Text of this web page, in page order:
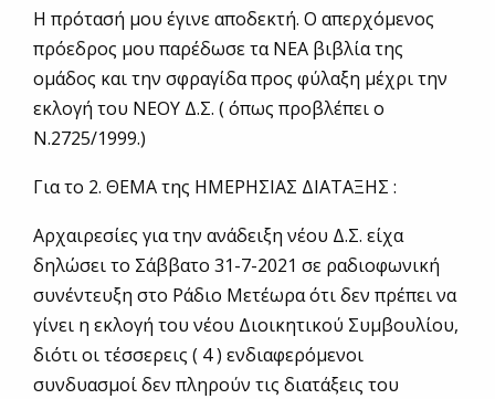
Η πρότασή μου έγινε αποδεκτή. Ο απερχόμενος
πρόεδρος μου παρέδωσε τα ΝΕΑ βιβλία της
ομάδος και την σφραγίδα προς φύλαξη μέχρι την
εκλογή του ΝΕΟΥ Δ.Σ. ( όπως προβλέπει ο
Ν.2725/1999.)
Για το 2. ΘΕΜΑ της ΗΜΕΡΗΣΙΑΣ ΔΙΑΤΑΞΗΣ :
Αρχαιρεσίες για την ανάδειξη νέου Δ.Σ. είχα
δηλώσει το Σάββατο 31-7-2021 σε ραδιοφωνική
συνέντευξη στο Ράδιο Μετέωρα ότι δεν πρέπει να
γίνει η εκλογή του νέου Διοικητικού Συμβουλίου,
διότι οι τέσσερεις ( 4 ) ενδιαφερόμενοι
συνδυασμοί δεν πληρούν τις διατάξεις του